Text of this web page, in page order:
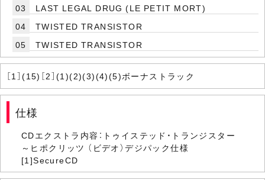
03
LAST LEGAL DRUG (LE PETIT MORT)
04
TWISTED TRANSISTOR
05
TWISTED TRANSISTOR
［1］(15)［2］(1)(2)(3)(4)(5)ボーナストラック
仕様
CDエクストラ内容：トゥイステッド・トランジスター
～ヒポクリッツ （ビデオ）デジパック仕様
[1]SecureCD